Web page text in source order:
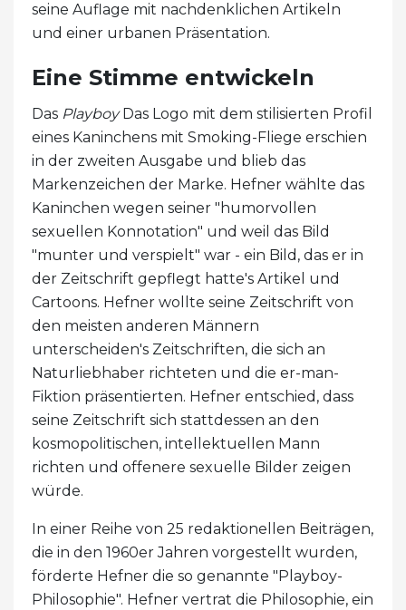
seine Auflage mit nachdenklichen Artikeln
und einer urbanen Präsentation.
Eine Stimme entwickeln
Das PlayboyDas Logo mit dem stilisierten Profil
eines Kaninchens mit Smoking-Fliege erschien
in der zweiten Ausgabe und blieb das
Markenzeichen der Marke. Hefner wählte das
Kaninchen wegen seiner "humorvollen
sexuellen Konnotation" und weil das Bild
"munter und verspielt" war - ein Bild, das er in
der Zeitschrift gepflegt hatte's Artikel und
Cartoons. Hefner wollte seine Zeitschrift von
den meisten anderen Männern
unterscheiden's Zeitschriften, die sich an
Naturliebhaber richteten und die er-man-
Fiktion präsentierten. Hefner entschied, dass
seine Zeitschrift sich stattdessen an den
kosmopolitischen, intellektuellen Mann
richten und offenere sexuelle Bilder zeigen
würde.
In einer Reihe von 25 redaktionellen Beiträgen,
die in den 1960er Jahren vorgestellt wurden,
förderte Hefner die so genannte "Playboy-
Philosophie". Hefner vertrat die Philosophie, ein